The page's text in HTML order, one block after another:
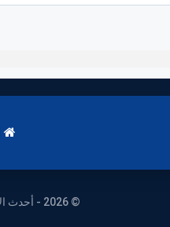
© 2026 - أحدث الأخبار العاجلة في تونس والعالم. جميع الحقوق محفوظة.